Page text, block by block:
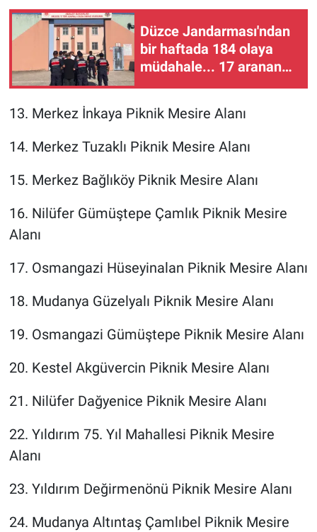
Düzce Jandarması'ndan
bir haftada 184 olaya
müdahale... 17 aranan
13. Merkez İnkaya Piknik Mesire Alanı
14. Merkez Tuzaklı Piknik Mesire Alanı
15. Merkez Bağlıköy Piknik Mesire Alanı
16. Nilüfer Gümüştepe Çamlık Piknik Mesire
Alanı
17. Osmangazi Hüseyinalan Piknik Mesire Alanı
18. Mudanya Güzelyalı Piknik Mesire Alanı
19. Osmangazi Gümüştepe Piknik Mesire Alanı
20. Kestel Akgüvercin Piknik Mesire Alanı
21. Nilüfer Dağyenice Piknik Mesire Alanı
22. Yıldırım 75. Yıl Mahallesi Piknik Mesire
Alanı
23. Yıldırım Değirmenönü Piknik Mesire Alanı
24. Mudanya Altıntaş Çamlıbel Piknik Mesire